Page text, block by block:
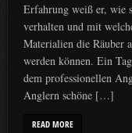
Erfahrung weiß er, wie
verhalten und mit
Materialien die Räuber
werden können. Ein
dem professionellen
Anglern schöne […]
READ MORE